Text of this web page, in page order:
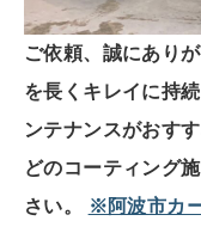
ご依頼、誠にあり
を長くキレイに持
ンテナンスがおすす
どのコーティング
さい。
※阿波市カ